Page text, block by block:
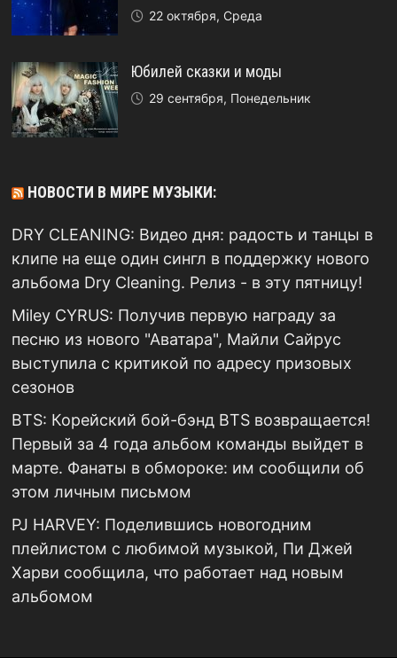
22 октября, Среда
Юбилей сказки и моды
29 сентября, Понедельник
НОВОСТИ В МИРЕ МУЗЫКИ:
DRY CLEANING: Видео дня: радость и танцы в
клипе на еще один сингл в поддержку нового
альбома Dry Cleaning. Релиз - в эту пятницу!
Miley CYRUS: Получив первую награду за
песню из нового "Аватара", Майли Сайрус
выступила с критикой по адресу призовых
сезонов
BTS: Корейский бой-бэнд BTS возвращается!
Первый за 4 года альбом команды выйдет в
марте. Фанаты в обмороке: им сообщили об
этом личным письмом
PJ HARVEY: Поделившись новогодним
плейлистом с любимой музыкой, Пи Джей
Харви сообщила, что работает над новым
альбомом